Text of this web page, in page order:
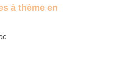
à thème en